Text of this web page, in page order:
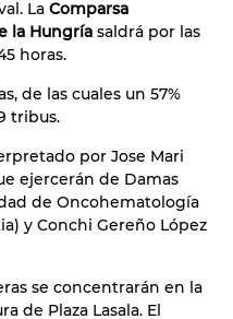
La Comparsa
la Hungría saldrá por las
horas.
de las cuales un 57%
tribus.
por Jose Mari
ejercerán de Damas
de Oncohematología
y Conchi Gereño López
se concentrarán en la
de Plaza Lasala. El